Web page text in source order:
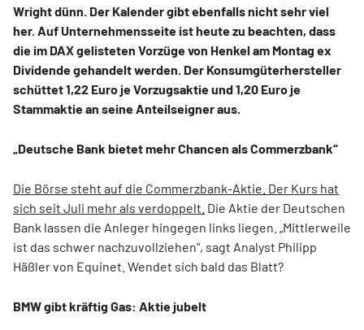
Wright dünn. Der Kalender gibt ebenfalls nicht sehr viel
her. Auf Unternehmensseite ist heute zu beachten, dass
die im DAX gelisteten Vorzüge von Henkel am Montag ex
Dividende gehandelt werden. Der Konsumgüterhersteller
schüttet 1,22 Euro je Vorzugsaktie und 1,20 Euro je
Stammaktie an seine Anteilseigner aus.
„Deutsche Bank bietet mehr Chancen als Commerzbank“
Die Börse steht auf die Commerzbank-Aktie. Der Kurs hat
sich seit Juli mehr als verdoppelt. Die Aktie der Deutschen
Bank lassen die Anleger hingegen links liegen. „Mittlerweile
ist das schwer nachzuvollziehen“, sagt Analyst Philipp
Häßler von Equinet. Wendet sich bald das Blatt?
BMW gibt kräftig Gas: Aktie jubelt